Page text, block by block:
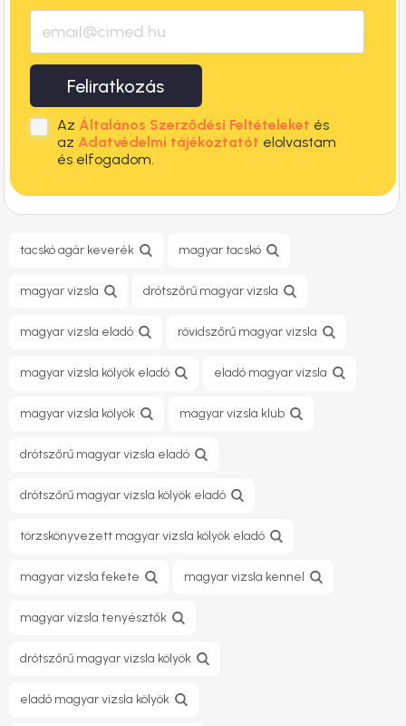
Feliratkozás
Az Általános Szerződési Feltételeket és
az Adatvédelmi tájékoztatót elolvastam
és elfogadom.
tacskó agár keverék magyar tacskó
magyar vizsla drótszőrű magyar vizsla
magyar vizsla eladó rövidszőrű magyar vizsla
magyar vizsla kölyök eladó eladó magyar vizsla
magyar vizsla kölyök magyar vizsla klub
drótszőrű magyar vizsla eladó
drótszőrű magyar vizsla kölyök eladó
törzskönyvezett magyar vizsla kölyök eladó
magyar vizsla fekete magyar vizsla kennel
magyar vizsla tenyésztők
drótszőrű magyar vizsla kölyök
eladó magyar vizsla kölyök